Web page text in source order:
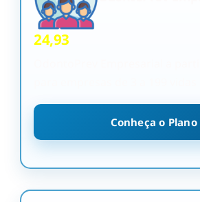
24,93
Conheça o Plano